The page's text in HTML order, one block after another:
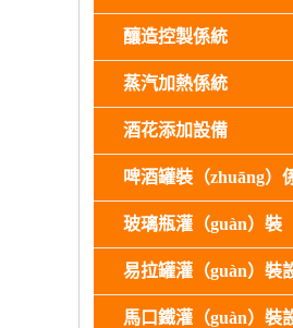
釀造控製係統
蒸汽加熱係統
酒花添加設備
易拉罐灌（guàn）裝
馬口鐵灌（guàn）裝